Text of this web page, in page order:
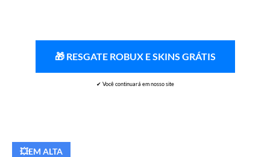
🎁 RESGATE ROBUX E SKINS GRÁTIS
✔ Você continuará em nosso site
💥EM ALTA